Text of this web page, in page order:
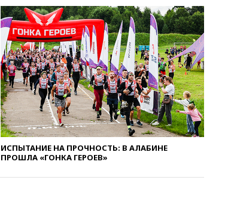
и Геленджик
вчера, 21:25Руслан Терновой
выиграл золото чемпионата
Европы в прыжках с 10-
метровой вышки
вчера, 21:10РФ не получала
обращений о прекращении
концессии строительства ж/д
в Армении
вчера, 21:00В России вновь
обсуждают эксперимент по
онлайн-продаже алкоголя
россиянам могут
ИСПЫТАНИЕ НА ПРОЧНОСТЬ: В АЛАБИНЕ
ПРОШЛА «ГОНКА ГЕРОЕВ»